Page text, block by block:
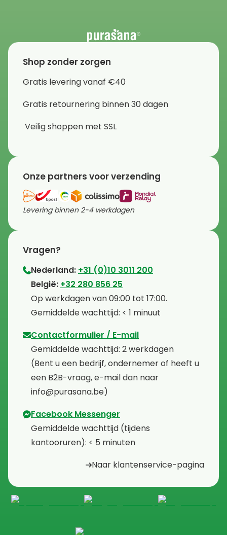
Shop zonder zorgen
Gratis levering vanaf €40
Gratis retournering binnen 30 dagen
Veilig shoppen met SSL
Onze partners voor verzending
Levering binnen 2-4 werkdagen
Vragen?
Nederland: +31 (0)10 3011 200
⁠België: +32 280 856 25
⁠⁠Op werkdagen van 09:00 tot 17:00.
⁠Gemiddelde wachttijd: < 1 minuut
Contactformulier / E-mail
⁠Gemiddelde wachttijd: 2 werkdagen
⁠(Bent u een bedrijf, ondernemer of heeft u
een B2B-vraag, e-mail dan naar
info@purasana.be)
Facebook Messenger
⁠Gemiddelde wachttijd (tijdens
kantooruren): < 5 minuten
Naar klantenservice-pagina